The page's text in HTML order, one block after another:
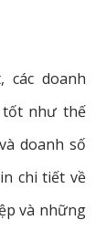
các doanh
tốt như thế
doanh số
chi tiết về
và những